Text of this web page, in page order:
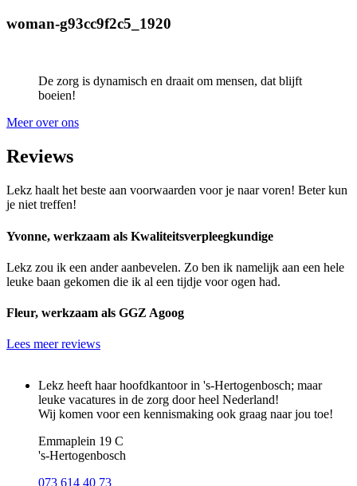
woman-g93cc9f2c5_1920
De zorg is dynamisch en draait om mensen, dat blijft
boeien!
Meer over ons
Reviews
Lekz haalt het beste aan voorwaarden voor je naar voren! Beter kun
je niet treffen!
Yvonne, werkzaam als Kwaliteitsverpleegkundige
Lekz zou ik een ander aanbevelen. Zo ben ik namelijk aan een hele
leuke baan gekomen die ik al een tijdje voor ogen had.
Fleur, werkzaam als GGZ Agoog
Lees meer reviews
Lekz heeft haar hoofdkantoor in 's-Hertogenbosch; maar
leuke vacatures in de zorg door heel Nederland!
Wij komen voor een kennismaking ook graag naar jou toe!
Emmaplein 19 C
's‑Hertogenbosch
073 614 40 73